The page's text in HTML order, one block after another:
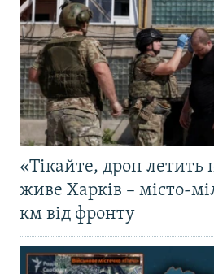
«Тікайте, дрон
живе Харків – місто-
км від фронту